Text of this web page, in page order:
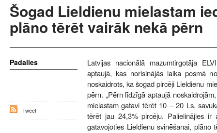
Šogad Lieldienu mielastam
plāno tērēt vairāk nekā pērn
Latvijas nacionālā mazumtirgotāja
aptaujā, kas norisinājās laika posmā
noskaidrots, ka šogad pircēji Lieldienu
pērn. „Pērn līdzīgā aptaujā
mielastam gatavi tērēt 10 – 20 Ls,
tērēt jau 24,3% pircēju. Palielinājies
gatavojoties Lieldienu svinēšanai,
Padalies
Tweet